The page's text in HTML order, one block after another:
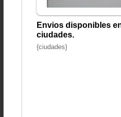
Envios disponibles
ciudades.
{ciudades}